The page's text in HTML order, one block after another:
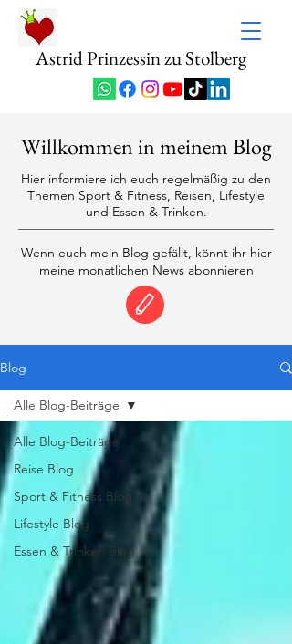
Astrid Prinzessin zu Stolberg
Willkommen in meinem Blog
Hier informiere ich euch regelmäßig zu den
Themen Sport & Fitness, Reisen, Lifestyle
und Essen & Trinken.
Wenn euch mein Blog gefällt, könnt ihr hier
meine monatlichen News abonnieren
Blog
Alle Blog-Beiträge
Reise Blog
Sport & Fitness Blog
Lifestyle Blog
Essen & Trinken Blog
Alle Blog-Beiträge